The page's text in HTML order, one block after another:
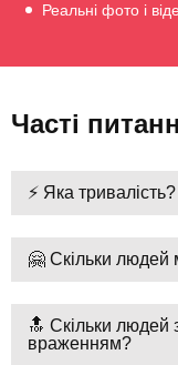
Реальні фото і
Часті
⚡ Яка тривалість?
🤗 Скільки людей
🔝 Скільки
враженням?